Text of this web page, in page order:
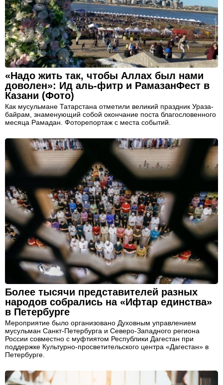
«Надо жить так, чтобы Аллах был нами
доволен»: Ид аль-фитр и РамазанФест в
Казани (Фото)
Как мусульмане Татарстана отметили великий праздник Ураза-
байрам, знаменующий собой окончание поста благословенного
месяца Рамадан. Фоторепортаж с места событий.
Более тысячи представителей разных
народов собрались на «Ифтар единства»
в Петербурге
Мероприятие было организовано Духовным управлением
мусульман Санкт-Петербурга и Северо-Западного региона
России совместно с муфтиятом Республики Дагестан при
поддержке Культурно-просветительского центра «Дагестан» в
Петербурге.